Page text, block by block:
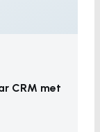
CRM met